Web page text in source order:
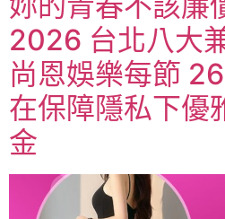
2026 台北八大
尚恩娛樂每節
在保障隱私下優
金